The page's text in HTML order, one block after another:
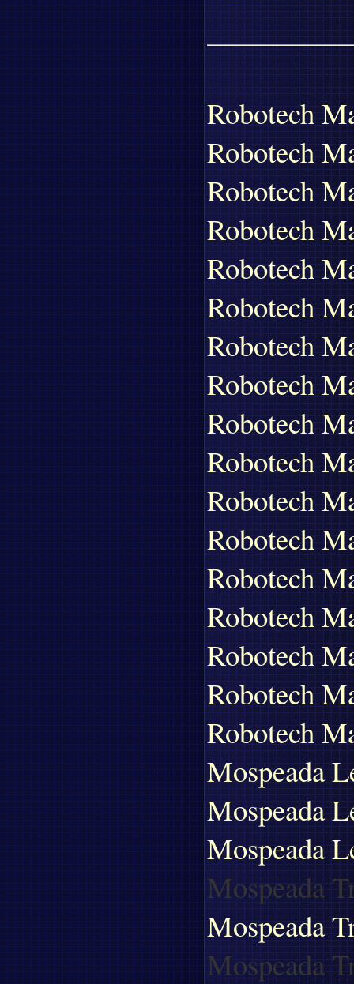
Robotech
Robotech
Robotech
Robotech
Robotech
Robotech
Robotech
Robotech
Robotech
Robotech
Robotech
Robotech
Robotech
Robotech
Robotech
Robotech
Robotech
Mospeada
Mospeada
Mospeada
Mospeada
Mospeada
Mospeada